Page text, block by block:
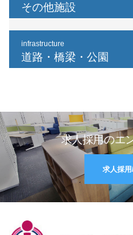
その他施設
infrastructure
道路・橋梁・公園
求人採用のエ
求人採